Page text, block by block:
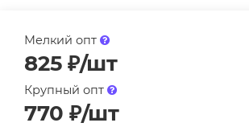
Мелкий опт
825 ₽/шт
Крупный опт
770 ₽/шт